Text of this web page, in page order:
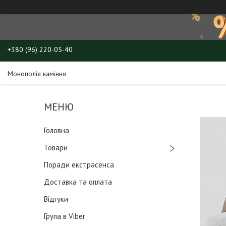
+380 (96) 220-05-40
Монополія каміння
Головна
Товари
Поради екстрасенса
Доставка та оплата
Відгуки
Група в Viber